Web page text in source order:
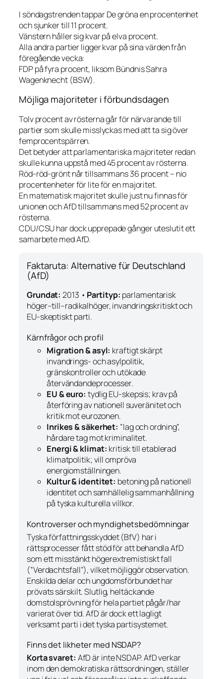
I söndagstrenden tappar De gröna en procentenhet
och sjunker till 11 procent.
Vänstern håller sig kvar på elva procent.
Alla andra partier ligger kvar på sina värden från
föregående vecka:
FDP på fyra procent, liksom Bündnis Sahra
Wagenknecht (BSW).
Möjliga majoriteter i förbundsdagen
Tolv procent av rösterna går för närvarande till
partier som skulle misslyckas med att ta sig över
femprocentspärren.
Det betyder att parlamentariska majoriteter redan
skulle kunna uppstå med 45 procent av rösterna.
Röd-röd-grönt når tillsammans 36 procent – nio
procentenheter för lite för en majoritet.
En matematisk majoritet skulle just nu finnas för
unionen och AfD tillsammans med 52 procent av
rösterna.
CDU/CSU har dock upprepade gånger uteslutit ett
samarbete med AfD.
Faktaruta: Alternative für Deutschland
(AfD)
Grundat: 2013 • Partityp: parlamentarisk
höger–till–radikalhöger, invandringskritiskt och
EU-skeptiskt parti.
Kärnfrågor och profil
Migration & asyl: kraftigt skärpt
invandrings- och asylpolitik,
gränskontroller och utökade
återvändandeprocesser.
EU & euro: tydlig EU-skepsis; krav på
återföring av nationell suveränitet och
kritik mot eurozonen.
Inrikes & säkerhet: ”lag och ordning”,
hårdare tag mot kriminalitet.
Energi & klimat: kritisk till etablerad
klimatpolitik; vill ompröva
energiomställningen.
Kultur & identitet: betoning på nationell
identitet och samhällelig sammanhållning
på tyska kulturella villkor.
Kontroverser och myndighetsbedömningar
Tyska författningsskyddet (BfV) har i
rättsprocesser fått stöd för att behandla AfD
som ettmisstänkthögerextremistiskt fall
(”Verdachtsfall”), vilket möjliggör observation.
Enskilda delar och ungdomsförbundet har
prövats särskilt. Slutlig, heltäckande
domstolsprövning för hela partiet pågår/har
varierat över tid. AfD är dock ett lagligt
verksamt parti i det tyska partisystemet.
Finns det likheter med NSDAP?
Korta svaret: AfD är inte NSDAP. AfD verkar
inom den demokratiska rättsordningen, ställer